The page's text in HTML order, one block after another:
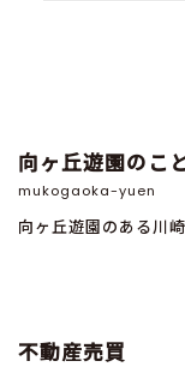
向ヶ丘遊園のこ
mukogaoka-yuen
向ヶ丘遊園のある川
不動産売買